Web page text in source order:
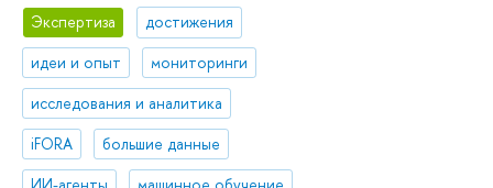
Экспертиза
достижения
идеи и опыт
мониторинги
исследования и аналитика
iFORA
большие данные